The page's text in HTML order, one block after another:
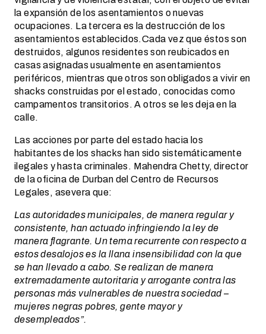
la expansión de los asentamientos o nuevas
ocupaciones. La tercera es la destrucción de los
asentamientos establecidos.Cada vez que éstos son
destruidos, algunos residentes son reubicados en
casas asignadas usualmente en asentamientos
periféricos, mientras que otros son obligados a vivir en
shacks construidas por el estado, conocidas como
campamentos transitorios. A otros se les deja en la
calle.
Las acciones por parte del estado hacia los
habitantes de los shacks han sido sistemáticamente
ilegales y hasta criminales. Mahendra Chetty, director
de la oficina de Durban del Centro de Recursos
Legales, asevera que:
Las autoridades municipales, de manera regular y
consistente, han actuado infringiendo la ley de
manera flagrante. Un tema recurrente con respecto a
estos desalojos es la llana insensibilidad con la que
se han llevado a cabo. Se realizan de manera
extremadamente autoritaria y arrogante contra las
personas más vulnerables de nuestra sociedad –
mujeres negras pobres, gente mayor y
desempleados”.